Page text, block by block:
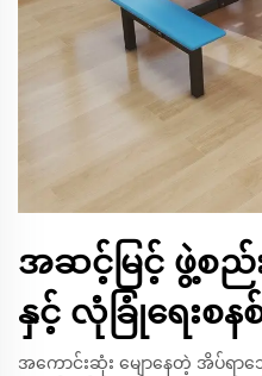
အဆင့်မြင့် ဖွဲ့စည်
နှင့် လုံခြုံရေးစနစ်
အကောင်းဆုံး မျောနေတဲ့ အိပ်ရာဘ